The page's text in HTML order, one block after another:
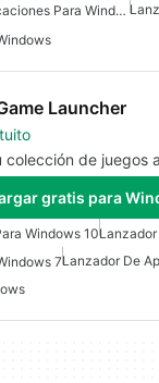
Lanzador De Aplicaciones Para Windows
Launcher
colección de juegos
gratis para
Windows 10
7Lanzador De